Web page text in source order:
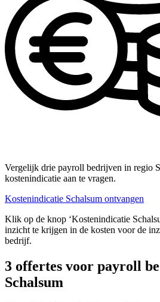
Vergelijk drie payroll bedrijven in regio
kostenindicatie aan te vragen.
Kostenindicatie Schalsum ontvangen
Klik op de knop ‘Kostenindicatie
inzicht te krijgen in de kosten voor de
bedrijf.
3 offertes voor payroll
Schalsum